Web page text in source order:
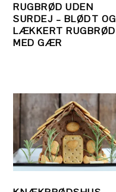
RUGBRØD UDEN
SURDEJ – BLØDT OG
LÆKKERT RUGBRØD
MED GÆR